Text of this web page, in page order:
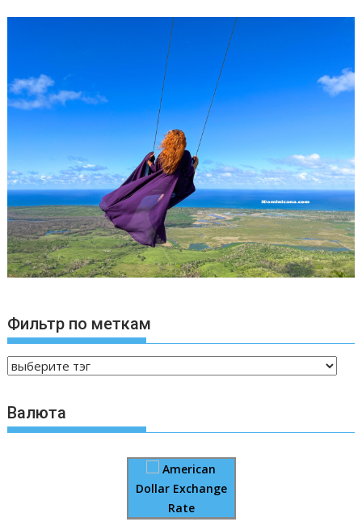
Фильтр по меткам
Валюта
American
Dollar Exchange
Rate